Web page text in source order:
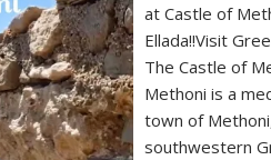
at Castle of
Ellada!!Visit
The Castle of
Methoni is a
town of